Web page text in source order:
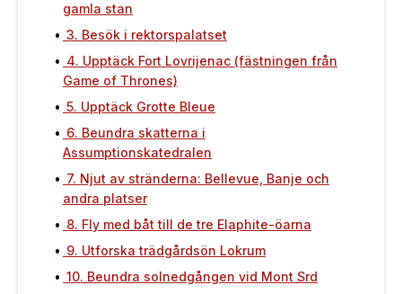
gamla stan
3. Besök i rektorspalatset
4. Upptäck Fort Lovrijenac (fästningen från
Game of Thrones)
5. Upptäck Grotte Bleue
6. Beundra skatterna i
Assumptionskatedralen
7. Njut av stränderna: Bellevue, Banje och
andra platser
8. Fly med båt till de tre Elaphite-öarna
9. Utforska trädgårdsön Lokrum
10. Beundra solnedgången vid Mont Srd